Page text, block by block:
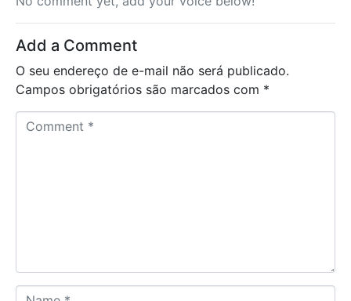
Add a Comment
O seu endereço de e-mail não será publicado.
Campos obrigatórios são marcados com *